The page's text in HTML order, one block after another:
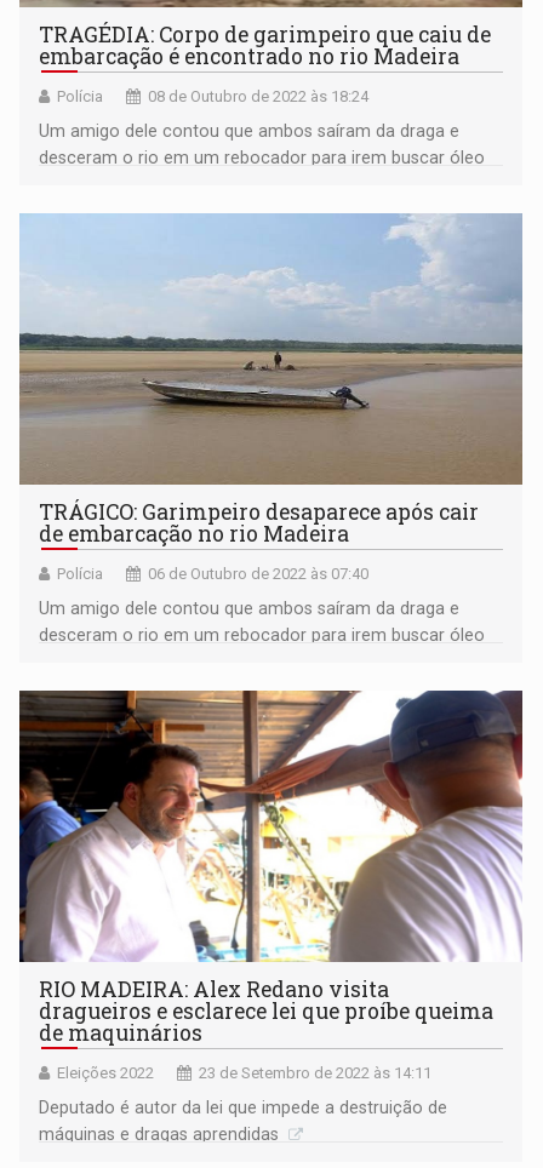
TRAGÉDIA: Corpo de garimpeiro que caiu de
embarcação é encontrado no rio Madeira
Polícia 08 de Outubro de 2022 às 18:24
Um amigo dele contou que ambos saíram da draga e
desceram o rio em um rebocador para irem buscar óleo
TRÁGICO: Garimpeiro desaparece após cair
de embarcação no rio Madeira
Polícia 06 de Outubro de 2022 às 07:40
Um amigo dele contou que ambos saíram da draga e
desceram o rio em um rebocador para irem buscar óleo
RIO MADEIRA: Alex Redano visita
dragueiros e esclarece lei que proíbe queima
de maquinários
Eleições 2022 23 de Setembro de 2022 às 14:11
Deputado é autor da lei que impede a destruição de
máquinas e dragas aprendidas